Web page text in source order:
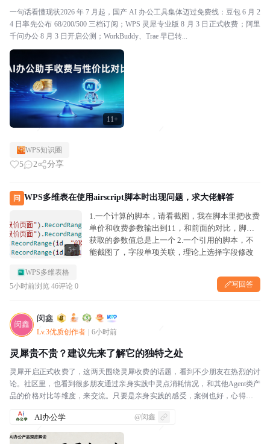
11+
一句话看懂现状2026 年 7 月起，国产 AI 办公工具集体迈过免费线：豆包 6 月 2
4 日率先公布 68/200/500 三档订阅；WPS 灵犀专业版 8 月 3 日正式收费；阿里
千问办公 8 月 3 日开启公测；WorkBuddy、Trae 早已转...
WPS知识圈
5 2 分享
问 WPS多维表在使用airscript脚本时出现问题，求大佬解答
5+
1.一个计算的脚本，请看截图，我在脚本里把收费
单价和收费参数输出到11，和前面的对比，脚本
获取的参数值总是上一个 2.一个引用的脚本，不
能截图了，字段单项关联，理论上选择字段修改
选择字段修改后，后面没有填充，把选择...
WPS多维表格
5小时前浏览 46评论 0 写回答
闵鑫
Lv.3优质创作者 6小时前
灵犀贵不贵？建议先来了解它的独特之处
灵犀开启正式收费了，这两天围绕灵犀收费的话题，看到不少朋友在热烈的讨
论。社区里，也看到很多朋友通过亲身实践中灵点消耗情况，和其他Agent类产
品的价格对比等维度，来交流。只要是亲身实践的感受，案例也好，心得体会
AI办公学 @闵鑫